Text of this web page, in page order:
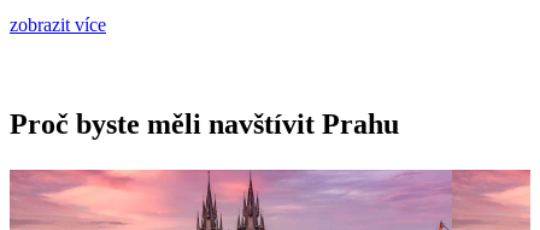
zobrazit více
Proč byste měli navštívit Prahu